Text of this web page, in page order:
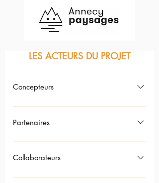
LES ACTEURS DU PROJET
Concepteurs
Atelier-Vecteur – Laboratoire d’architecture
Partenaires
Collaborateurs